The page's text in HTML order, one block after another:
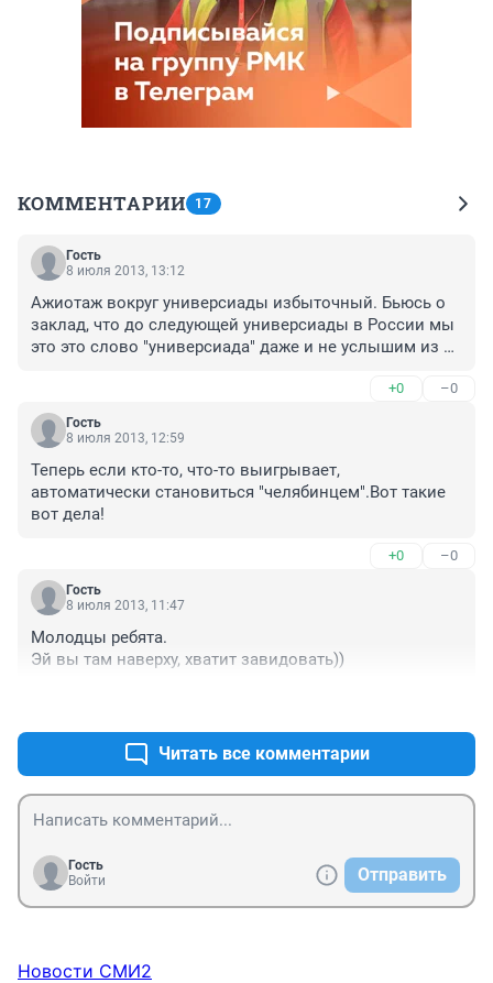
КОММЕНТАРИИ 17
Гость
8 июля 2013, 13:12
Ажиотаж вокруг универсиады избыточный. Бьюсь о
заклад, что до следующей универсиады в России мы
это это слово "универсиада" даже и не услышим из
+0 –0
Гость
8 июля 2013, 12:59
Теперь если кто-то, что-то выигрывает,
автоматически становиться "челябинцем".Вот такие
вот дела!
+0 –0
Гость
8 июля 2013, 11:47
Молодцы ребята.
Эй вы там наверху, хватит завидовать))
Читать все комментарии
Гость
Войти
Отправить
Новости СМИ2